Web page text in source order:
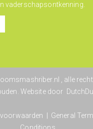
vaderschapsontkenning.
, alle
Website door
General